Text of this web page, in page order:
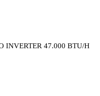
INVERTER 47.000 BTU/H